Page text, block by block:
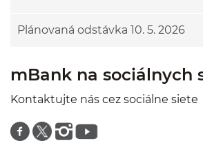
Plánovaná odstávka 10. 5. 2026
mBank na sociálnych
Kontaktujte nás cez sociálne siete
Znajdź nas na facebooku
Znajdź nas na twitterze
Znajdź nas na instagramie
Znajdź nas na youtube